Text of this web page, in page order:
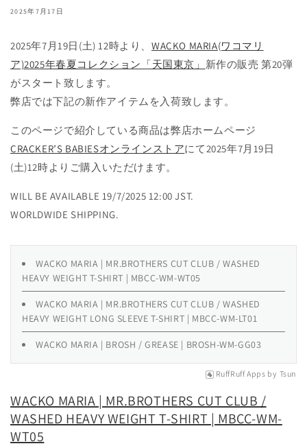
2025年7月17日
2025年7月19日(土) 12時より、 WACKO MARIA(ワコマリ
ア)2025年春夏コレクション「天国東京」 新作の販売 第20弾
がスタート致します。
弊店では下記の新作アイテムを入荷致します。
このページで紹介している商品は弊店ホームページ
CRACKER’S BABIESオンラインストアにて2025年7月19日
(土)12時よりご購入いただけます。
WILL BE AVAILABLE 19/7/2025 12:00 JST.
WORLDWIDE SHIPPING.
WACKO MARIA | MR.BROTHERS CUT CLUB / WASHED
HEAVY WEIGHT T-SHIRT | MBCC-WM-WT05
WACKO MARIA | MR.BROTHERS CUT CLUB / WASHED
HEAVY WEIGHT LONG SLEEVE T-SHIRT | MBCC-WM-LT01
WACKO MARIA | BROSH / GREASE | BROSH-WM-GG03
RuffRuff Apps by Tsun
WACKO MARIA | MR.BROTHERS CUT CLUB /
WASHED HEAVY WEIGHT T-SHIRT | MBCC-WM-
WT05